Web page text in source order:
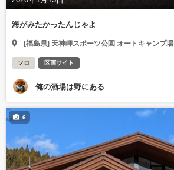
海がみたかったんじゃよ
[福島県] 天神岬スポーツ公園 オートキャンプ場
ソロ 区画サイト
俺の酒場は野にある
6